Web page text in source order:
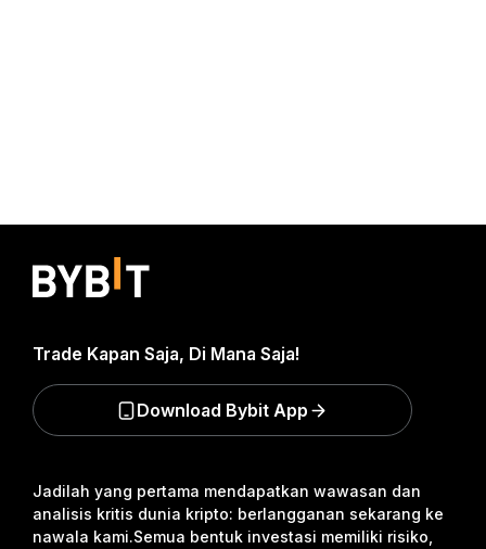
Jadilah yang pertama mendapatkan wawasan dan
analisis kritis dunia kripto: berlangganan sekarang ke
nawala kami.Semua bentuk investasi memiliki risiko,
Trade Kapan Saja, Di Mana Saja!
Download Bybit App